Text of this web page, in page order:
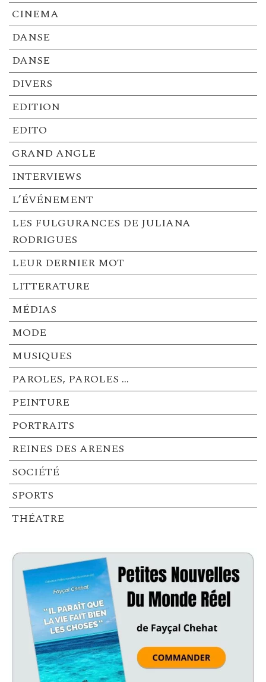
CINEMA
DANSE
DANSE
DIVERS
EDITION
EDITO
GRAND ANGLE
INTERVIEWS
L’ÉVÉNEMENT
LES FULGURANCES DE JULIANA
RODRIGUES
LEUR DERNIER MOT
LITTERATURE
MÉDIAS
MODE
MUSIQUES
PAROLES, PAROLES …
PEINTURE
PORTRAITS
REINES DES ARENES
SOCIÉTÉ
SPORTS
THÉATRE